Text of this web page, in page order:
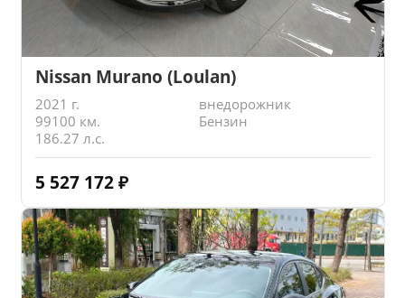
Nissan Murano (Loulan)
2021 г.
внедорожник
99100 км.
Бензин
186.27 л.с.
5 527 172 ₽